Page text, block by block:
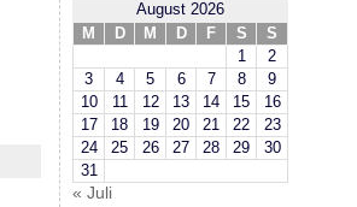
August 2026
M
D M D F S
S
1
2
3
4 5 6 7 8
9
10
11 12 13 14 15
16
17
18 19 20 21 22
23
24
25 26 27 28 29
30
31
« Juli